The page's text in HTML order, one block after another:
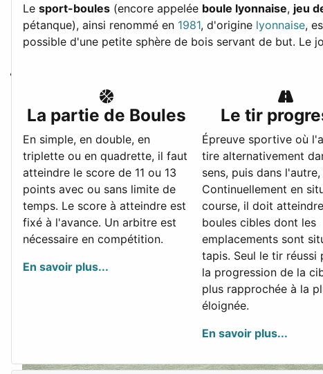
Le sport-boules (encore appelée boule lyonnaise, jeu
pétanque), ainsi renommé en 1981, d'origine lyonnaise,
possible d'une petite sphère de bois servant de but. Le
La partie de Boules
En simple, en double, en
triplette ou en quadrette, il faut
atteindre le score de 11 ou 13
points avec ou sans limite de
temps. Le score à atteindre est
fixé à l'avance. Un arbitre est
nécessaire en compétition.
En savoir plus...
Le tir
Épreuve sportive où
tire alternativement
sens, puis dans l'autre,
Continuellement en
course, il doit
boules cibles dont les
emplacements sont
tapis. Seul le tir réussi
la progression de la
plus rapprochée à la
éloignée.
En savoir plus...